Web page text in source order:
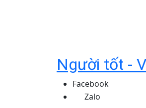
Người tốt -
Facebook
Zalo